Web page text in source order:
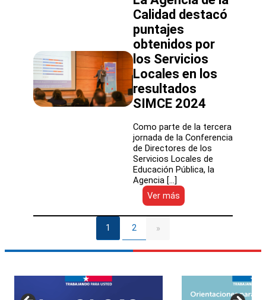
técnicas
de
las
comunidades
educativas
Calidad destacó
puntajes
obtenidos por
los Servicios
Locales en los
resultados
SIMCE 2024
Como parte de la tercera
jornada de la Conferencia
de Directores de los
Servicios Locales de
Educación Pública, la
Agencia […]
Ver más
La
Agencia
Calidad
por
1 2 »